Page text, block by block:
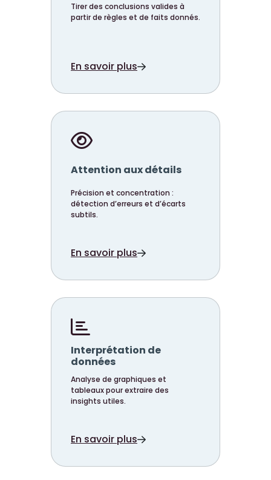
Tirer des conclusions valides à
partir de règles et de faits donnés.
En savoir plus
Attention aux détails
Précision et concentration :
détection d’erreurs et d’écarts
subtils.
En savoir plus
Interprétation de
données
Analyse de graphiques et
tableaux pour extraire des
insights utiles.
En savoir plus